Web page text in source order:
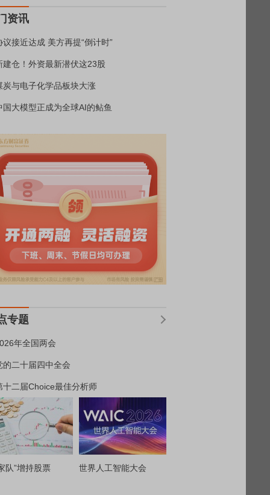
资讯
议接近达成 美方再提“倒计时”
建仓！外资最新潜伏这23股
炭与电子化学品板块大涨
国大模型正成为全球AI的鲇鱼
专题
年全国两会
的二十届四中全会
十二届Choice最佳分析师
队”增持股票 世界人工智能大会